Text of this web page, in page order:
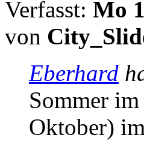
Verfasst: Mo
von
Eberhard
Sommer
Oktober)